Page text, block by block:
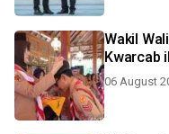
Wakil
Kwarcab
06 August